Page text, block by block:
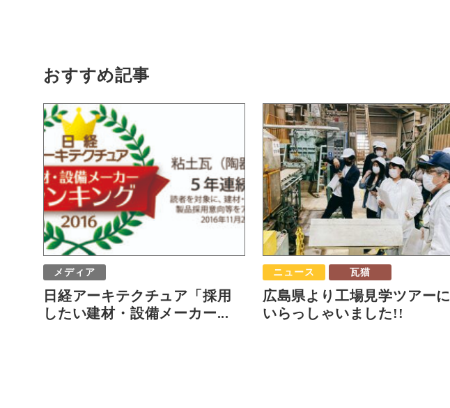
おすすめ記事
メディア
日経アーキテクチュア「採用
したい建材・設備メーカー...
ニュース 瓦猫
広島県より工場見学ツアーに
いらっしゃいました!!